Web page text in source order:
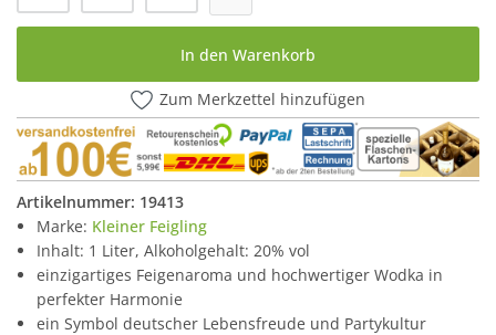
In den Warenkorb
Zum Merkzettel hinzufügen
Artikelnummer: 19413
Marke: Kleiner Feigling
Inhalt: 1 Liter, Alkoholgehalt: 20% vol
einzigartiges Feigenaroma und hochwertiger Wodka in
perfekter Harmonie
ein Symbol deutscher Lebensfreude und Partykultur